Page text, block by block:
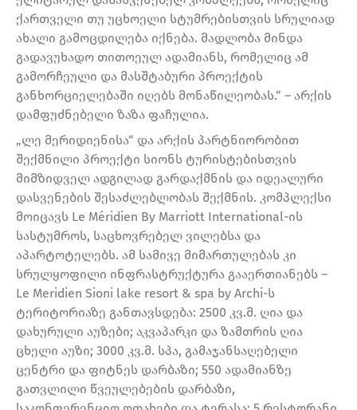
ქართველი თუ უცხოელი სტუმრებისთვის სრულიად
ახალი გამოცდილება იქნება. მადლობა მინდა
გადავუხადო თითოეულ ადამიანს, რომელიც ამ
გამორჩეული და მასშტაბური პროექტის
განხორციელებაში იღებს მონაწილეობას.“ – არქის
დამფუძნებელი ზაზა ფაჩულია.
„ლე მერიდიენისა“ და არქის პარტნიორობით
შექმნილი პროექტი სიონს ტურისტებისთვის
მიმზიდველ ადგილად გარდაქმნის და იდეალური
დასვენების შესაძლებლობას შექმნის. კომპლექსი
მოიცავს Le Méridien By Marriott International-ის
სასტუმროს, საცხოვრებელ ვილებსა და
აპარტოტელებს. ამ სამივე მიმართულებას კი
სრულყოფილი ინფრასტრუქტურა გააერთიანებს –
Le Meridien Sioni lake resort & spa by Archi-ს
ტერიტორიაზე განთავსდება: 2500 კვ.მ. ღია და
დახურული აუზები; აკვაპარკი და ზამთრის ღია
ცხელი აუზი; 3000 კვ.მ. სპა, გამაჯანსაღებელი
ცენტრი და ფიტნეს დარბაზი; 550 ადამიანზე
გათვლილი წვეულებების დარბაზი,